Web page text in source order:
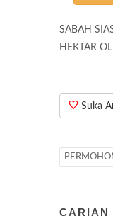
SABAH
HEKTAR
Suka
CARIAN